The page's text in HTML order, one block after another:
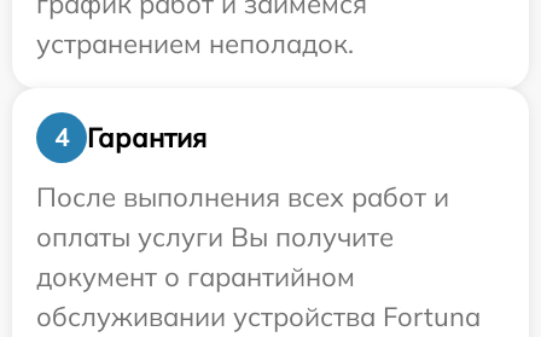
устранением неполадок.
4
Гарантия
После выполнения всех работ и
оплаты услуги Вы получите
документ о гарантийном
обслуживании устройства Fortuna